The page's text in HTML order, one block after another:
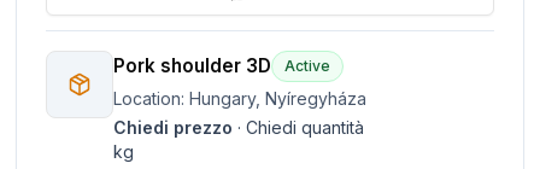
Pork shoulder 3D Active
Location: Hungary, Nyíregyháza
Chiedi prezzo ·Chiedi quantità
kg